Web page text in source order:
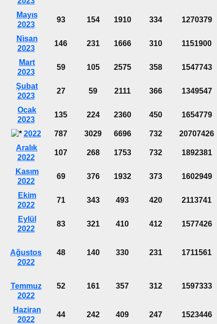
Mayıs
2023
93 154 1910 334 1270379
Nisan
2023
146 231 1666 310 1151900
Mart
2023
59 105 2575 358 1547743
Şubat
2023
27 59 2111 366 1349547
Ocak
2023
135 224 2360 450 1654779
2022 787 3029 6696 732
20707426
Aralık
2022
107 268 1753 732 1892381
Kasım
2022
69 376 1932 373 1602949
Ekim
2022
71 343 493 420 2113741
Eylül
2022
83 321 410 412 1577426
Ağustos
2022
48 140 330 231 1711561
Temmuz
2022
52 161 357 312 1597333
Haziran
2022
44 242 409 247 1523446